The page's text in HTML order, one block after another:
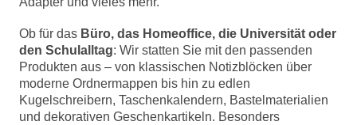
Ob für das Büro, das Homeoffice, die Universität oder
den Schulalltag: Wir statten Sie mit den passenden
Produkten aus – von klassischen Notizblöcken über
moderne Ordnermappen bis hin zu edlen
Kugelschreibern, Taschenkalendern, Bastelmaterialien
und dekorativen Geschenkartikeln. Besonders